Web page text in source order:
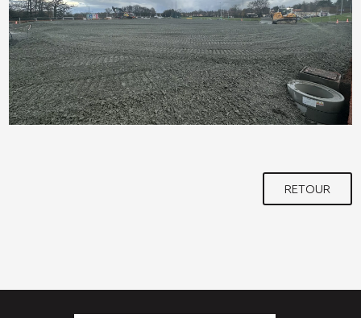
RETOUR